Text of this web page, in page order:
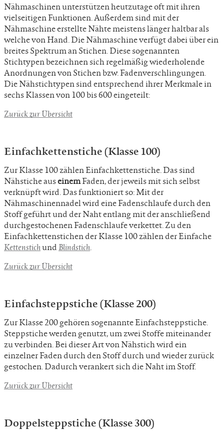
Nähmaschinen unterstützen heutzutage oft mit ihren
vielseitigen Funktionen. Außerdem sind mit der
Nähmaschine erstellte Nähte meistens länger haltbar als
welche von Hand. Die Nähmaschine verfügt dabei über ein
breites Spektrum an Stichen. Diese sogenannten
Stichtypen bezeichnen sich regelmäßig wiederholende
Anordnungen von Stichen bzw. Fadenverschlingungen.
Die Nähstichtypen sind entsprechend ihrer Merkmale in
sechs Klassen von 100 bis 600 eingeteilt:
Zurück zur Übersicht
Einfachkettenstiche (Klasse 100)
Zur Klasse 100 zählen Einfachkettenstiche. Das sind
Nähstiche auseinemFaden, der jeweils mit sich selbst
verknüpft wird. Das funktioniert so: Mit der
Nähmaschinennadel wird eine Fadenschlaufe durch den
Stoff geführt und der Naht entlang mit der anschließend
durchgestochenen Fadenschlaufe verkettet. Zu den
Einfachkettenstichen der Klasse 100 zählen der Einfache
Kettenstichund Blindstich.
Zurück zur Übersicht
Einfachsteppstiche (Klasse 200)
Zur Klasse 200 gehören sogenannte Einfachsteppstiche.
Steppstiche werden genutzt, um zwei Stoffe miteinander
zu verbinden. Bei dieser Art von Nähstich wird ein
einzelner Faden durch den Stoff durch und wieder zurück
gestochen. Dadurch verankert sich die Naht im Stoff.
Zurück zur Übersicht
Doppelsteppstiche (Klasse 300)